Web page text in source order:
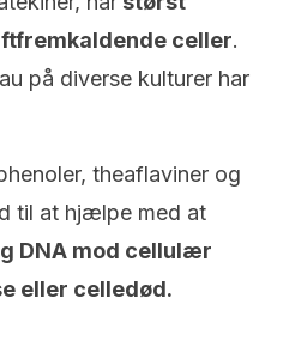
celler.
på diverse kulturer har
theaflaviner og
til at hjælpe med at
DNA mod cellulær
eller celledød.